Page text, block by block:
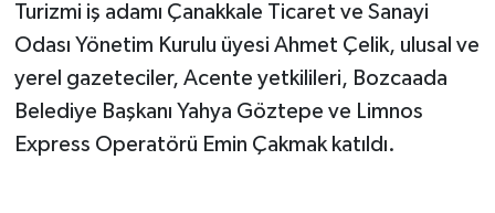
Turizmi iş adamı Çanakkale Ticaret ve Sanayi
Odası Yönetim Kurulu üyesi Ahmet Çelik, ulusal ve
yerel gazeteciler, Acente yetkilileri, Bozcaada
Belediye Başkanı Yahya Göztepe ve Limnos
Express Operatörü Emin Çakmak katıldı.